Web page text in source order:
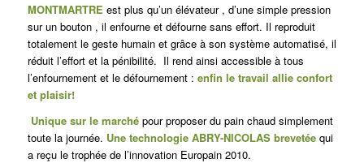
MONTMARTRE est plus qu’un élévateur , d’une simple pression
sur un bouton , il enfourne et défourne sans effort. Il reproduit
totalement le geste humain et grâce à son système automatisé, il
réduit l’effort et la pénibilité. Il rend ainsi accessible à tous
l’enfournement et le défournement : enfin le travail allie confort
et plaisir!
Unique sur le marché pour proposer du pain chaud simplement
toute la journée. Une technologie ABRY-NICOLAS brevetée qui
a reçu le trophée de l’innovation Europain 2010.